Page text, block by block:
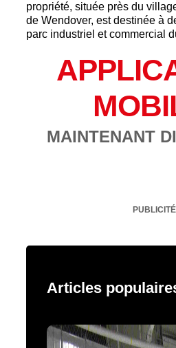
propriété, située près du
de Wendover, est destinée à
parc industriel et commercial
MAINTENANT
PUBLICITÉ
Articles